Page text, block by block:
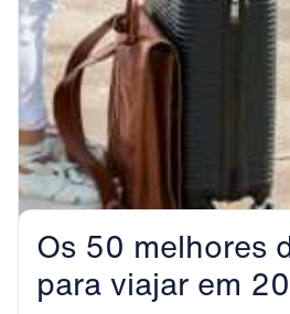
Os 50 melhores
para viajar em